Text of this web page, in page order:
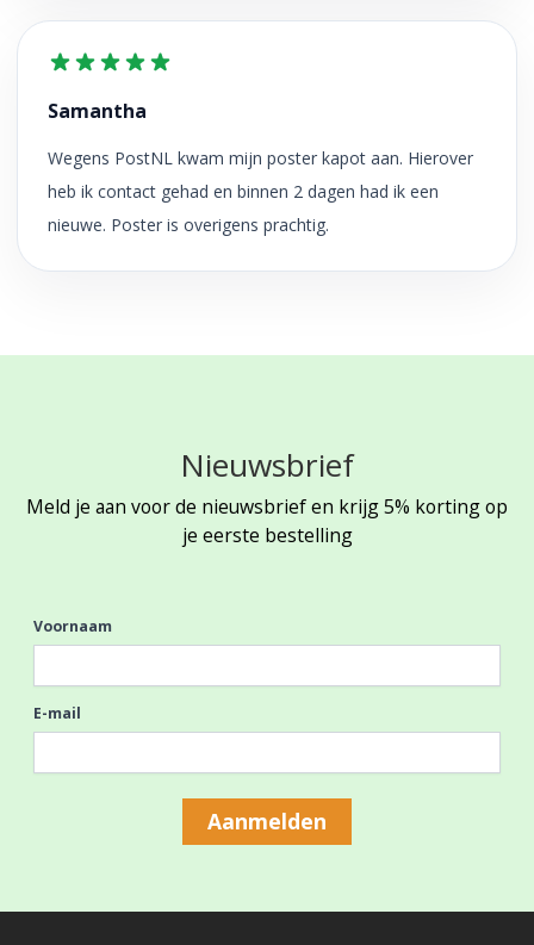
Samantha
Wegens PostNL kwam mijn poster kapot aan. Hierover
heb ik contact gehad en binnen 2 dagen had ik een
nieuwe. Poster is overigens prachtig.
Nieuwsbrief
Meld je aan voor de nieuwsbrief en krijg 5% korting op
je eerste bestelling
Voornaam
E-mail
Aanmelden